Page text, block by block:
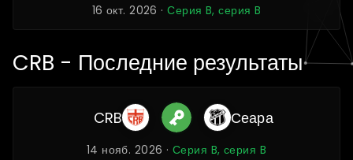
16 окт. 2026 ·Серия B, серия B
CRB - Последние результаты
CRB Сеара
14 нояб. 2026 · Серия B, серия B